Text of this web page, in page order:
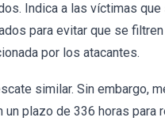
Indica a las víctimas
para evitar que se
por los atacantes.
similar. Sin embargo,
plazo de 336 horas para